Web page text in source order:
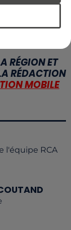
RÉGION ET
RÉDACTION
MOBILE
l'équipe RCA